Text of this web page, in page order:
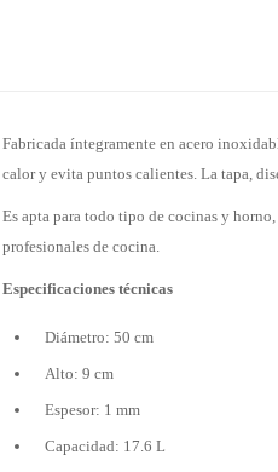
Fabricada íntegramente en acero
calor y evita puntos calientes. La tapa,
Es apta para todo tipo de cocinas y
profesionales de cocina.
Especificaciones técnicas
Diámetro: 50 cm
Alto: 9 cm
Espesor: 1 mm
Capacidad: 17.6 L